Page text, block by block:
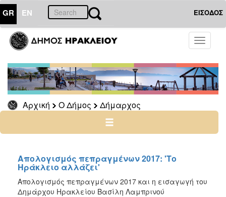
GR EN ΕΙΣΟΔΟΣ
Toggle
Αρχική Ο Δήμος Δήμαρχος
ΔΗΜΟΣ
Δήμαρχος
Ομιλίες
-
Χαιρετισμοί
-
Απολογισμός
Απολογισμός πεπραγμένων 2017: 'Το
Ηράκλειο αλλάζει'
Απολογισμός πεπραγμένων 2017 και η εισαγωγή του
Δημάρχου Ηρακλείου Βασίλη Λαμπρινού